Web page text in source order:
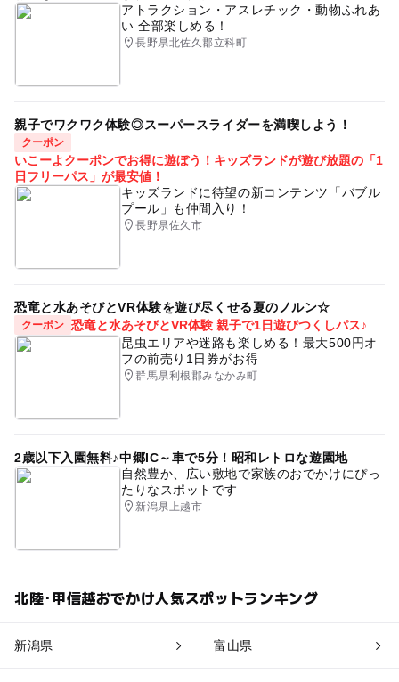
アトラクション・アスレチック・動物ふれあ
い 全部楽しめる！
長野県北佐久郡立科町
親子でワクワク体験◎スーパースライダーを満喫しよう！
クーポン
いこーよクーポンでお得に遊ぼう！キッズランドが遊び放題の「1
日フリーパス」が最安値！
キッズランドに待望の新コンテンツ「バブル
プール」も仲間入り！
長野県佐久市
恐竜と水あそびとVR体験を遊び尽くせる夏のノルン☆
クーポン 恐竜と水あそびとVR体験 親子で1日遊びつくしパス♪
昆虫エリアや迷路も楽しめる！最大500円オ
フの前売り1日券がお得
群馬県利根郡みなかみ町
2歳以下入園無料♪中郷IC～車で5分！昭和レトロな遊園地
自然豊か、広い敷地で家族のおでかけにぴっ
たりなスポットです
新潟県上越市
北陸･甲信越おでかけ人気スポットランキング
新潟県 富山県